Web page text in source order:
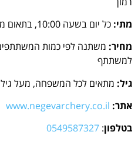
מתי: כל יום בשעה 10:00, בתאום מראש
מחיר:
למשתתף
גיל: מתאים לכל המשפחה, מעל גיל 5
אתר: www.negevarchery.co.il
בטלפון:
0549587327